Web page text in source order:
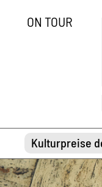
ON TOUR
Kulturpreise